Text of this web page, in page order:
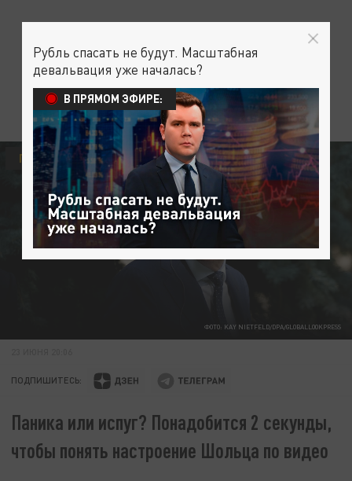
ФОТО: KAY NIETFELD/DPA/GLOBALLOOKPRESS
ПОЛИТИКА
ПОДПИШИТЕСЬ:
Паника или испуг? Понадобится 2 секунды,
чтобы понять настроение Шольца по видео
Рубль спасать не будут. Масштабная
девальвация уже началась?
В ПРЯМОМ ЭФИРЕ: